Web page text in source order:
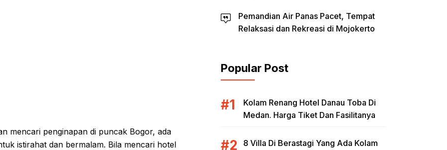
mencari penginapan di puncak Bogor, ada
istirahat dan bermalam. Bila mencari hotel
Pemandian Air Panas Pacet, Tempat
Relaksasi dan Rekreasi di Mojokerto
Popular Post
Kolam Renang Hotel Danau Toba Di
Medan. Harga Tiket Dan Fasilitanya
8 Villa Di Berastagi Yang Ada Kolam